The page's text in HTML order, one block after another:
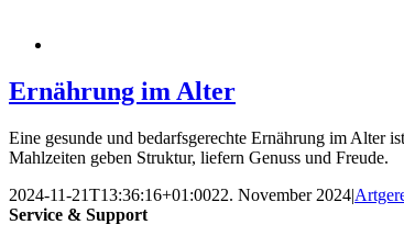
Ernährung im Alter
Eine gesunde und bedarfsgerechte Ernährung im Alter
Mahlzeiten geben Struktur, liefern Genuss und Freude.
2024-11-21T13:36:16+01:0022. November 2024|
Service & Support